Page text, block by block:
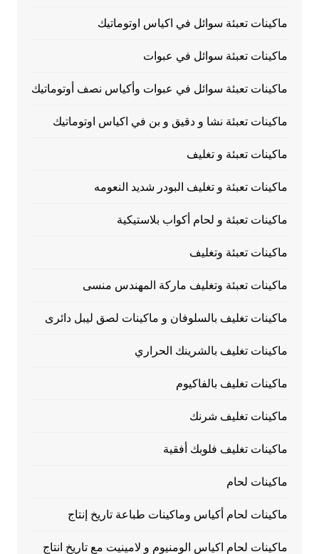
ماكينات تعبئة سوائل في اكياس اوتوماتيك
ماكينات تعبئة سوائل في عبوات
ماكينات تعبئة سوائل في عبوات وأكياس نصف أوتوماتيك
ماكينات تعبئة نشا و دقيق و بن في اكياس اوتوماتيك
ماكينات تعبئة و تغليف
ماكينات تعبئة و تغليف البودر شديد النعومه
ماكينات تعبئة و لحام أكواب بلاستيكية
ماكينات تعبئة وتغليف
ماكينات تعبئة وتغليف ماركة المهندس منسى
ماكينات تغليف بالسلوفان و ماكينات لصق ليبل دائرى
ماكينات تغليف بالشرينك الحراري
ماكينات تغليف بالفاكيوم
ماكينات تغليف شرنك
ماكينات تغليف فلوبك أفقية
ماكينات لحام
ماكينات لحام أكياس وماكينات طباعة تاريخ إنتاج
ماكينات لحام اكياس الومنيوم و لامينيت مع تاريخ انتاج